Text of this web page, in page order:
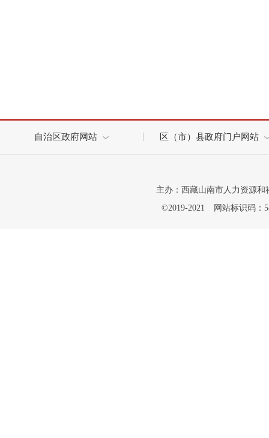
自治区政府网站 区（市）县政府门户网站
主办：西藏山南市人力资源和
©2019-2021
网站标识码：